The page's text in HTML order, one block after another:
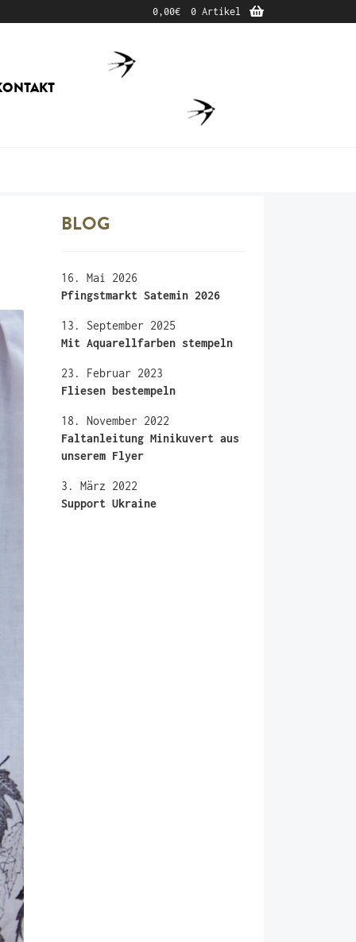
0,00€ 0 Artikel
BLOG
16. Mai 2026
Pfingstmarkt Satemin 2026
13. September 2025
Mit Aquarellfarben stempeln
23. Februar 2023
Fliesen bestempeln
18. November 2022
Faltanleitung Minikuvert aus
unserem Flyer
3. März 2022
Support Ukraine